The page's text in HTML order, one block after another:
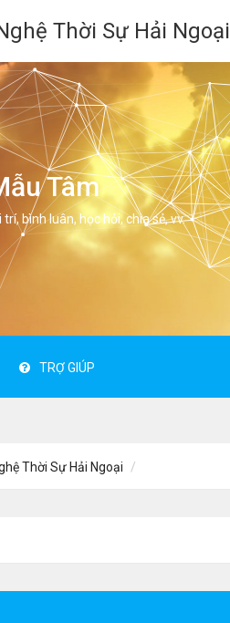
Thời Sự Hải Ngoại
Tâm
bình luân, học hỏi, chia sẻ, vv.
TRỢ GIÚP
Thời Sự Hải Ngoại